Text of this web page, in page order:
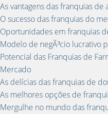
As vantagens das franquias de
O sucesso das franquias do
Oportunidades em franquias
Modelo de negÃ³cio lucrativo
Potencial das Franquias de
Mercado
As delícias das franquias de
As melhores opções de
Mergulhe no mundo das